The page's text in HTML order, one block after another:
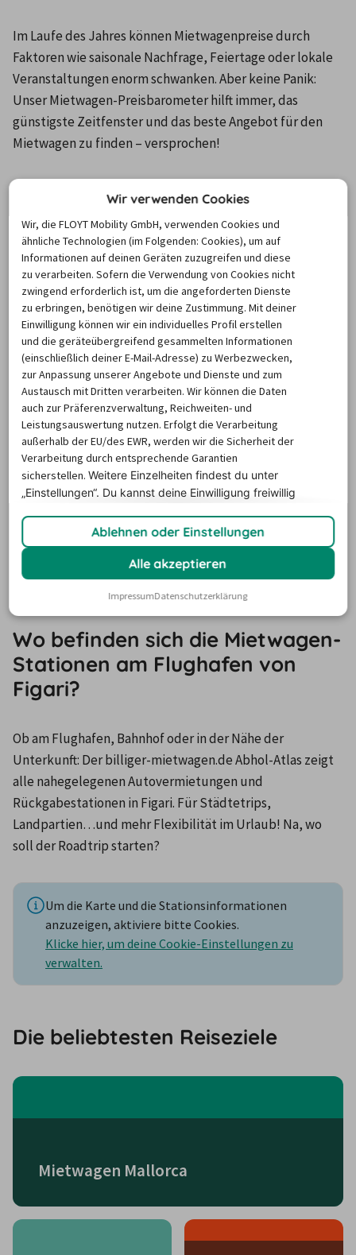
Im Laufe des Jahres können Mietwagenpreise durch
Faktoren wie saisonale Nachfrage, Feiertage oder lokale
Veranstaltungen enorm schwanken. Aber keine Panik:
Unser Mietwagen-Preisbarometer hilft immer, das
günstigste Zeitfenster und das beste Angebot für den
Mietwagen zu finden – versprochen!
8/26
71,14 €
9/26
52,58 €
10/26
51,37 €
11/26
Keine
Preisdaten
vorhanden
Die Preise basieren auf dem Minimum Median-Suchpreis für die
nächsten 12 Monate und können für neue Suchanfragen variieren.
MIETWAGEN ABHOLSTATIONEN
Wo befinden sich die Mietwagen-
Stationen am Flughafen von
Figari?
Ob am Flughafen, Bahnhof oder in der Nähe der
Unterkunft: Der billiger-mietwagen.de Abhol-Atlas zeigt
alle nahegelegenen Autovermietungen und
Rückgabestationen in Figari. Für Städtetrips,
Landpartien…und mehr Flexibilität im Urlaub! Na, wo
soll der Roadtrip starten?
Um die Karte und die Stationsinformationen
anzuzeigen, aktiviere bitte Cookies.
Klicke hier, um deine Cookie-Einstellungen zu
verwalten.
Die beliebtesten Reiseziele
Mietwagen Mallorca
Wir verwenden Cookies
Wir, die FLOYT Mobility GmbH, verwenden Cookies und
ähnliche Technologien (im Folgenden: Cookies), um auf
Informationen auf deinen Geräten zuzugreifen und diese
zu verarbeiten. Sofern die Verwendung von Cookies nicht
zwingend erforderlich ist, um die angeforderten Dienste
zu erbringen, benötigen wir deine Zustimmung. Mit deiner
Einwilligung können wir ein individuelles Profil erstellen
und die geräteübergreifend gesammelten Informationen
(einschließlich deiner E-Mail-Adresse) zu Werbezwecken,
zur Anpassung unserer Angebote und Dienste und zum
Austausch mit Dritten verarbeiten. Wir können die Daten
auch zur Präferenzverwaltung, Reichweiten- und
Leistungsauswertung nutzen. Erfolgt die Verarbeitung
außerhalb der EU/des EWR, werden wir die Sicherheit der
Verarbeitung durch entsprechende Garantien
sicherstellen.Weitere Einzelheiten findest du unter
„Einstellungen“. Du kannst deine Einwilligung freiwillig
Ablehnen oder Einstellungen
Alle akzeptieren
ImpressumDatenschutzerklärung